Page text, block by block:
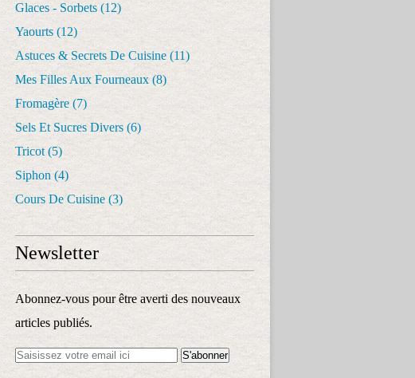
Glaces - Sorbets (12)
Yaourts (12)
Astuces & Secrets De Cuisine (11)
Mes Filles Aux Fourneaux (8)
Fromagère (7)
Sels Et Sucres Divers (6)
Tricot (5)
Siphon (4)
Cours De Cuisine (3)
Newsletter
Abonnez-vous pour être averti des nouveaux
articles publiés.